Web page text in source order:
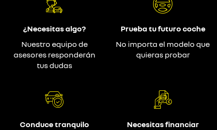
¿Necesitas algo?
Nuestro equipo de
asesores responderán
tus dudas
Prueba tu futuro coche
No importa el modelo que
quieras probar
Conduce tranquilo
Necesitas financiar